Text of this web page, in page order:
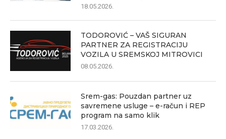
18.05.2026.
TODOROVIĆ – VAŠ SIGURAN
PARTNER ZA REGISTRACIJU
VOZILA U SREMSKOJ MITROVICI
08.05.2026.
Srem-gas: Pouzdan partner uz
savremene usluge – e-račun i REP
program na samo klik
17.03.2026.